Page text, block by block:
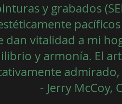
y grabados
dan vitalidad a mi
y armonía. El
- Jerry McCoy,